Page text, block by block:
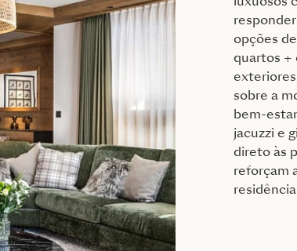
luxuosos
opções
quartos +
sobre a
bem-
jacuzzi e
direto às
reforçam